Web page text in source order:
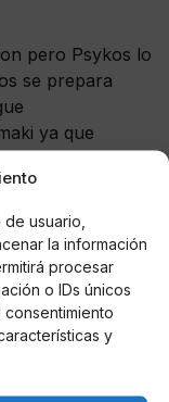
usuario,
la información
procesar
o IDs únicos
y
pero Psykos lo
se prepara
ya que
de
a Genos y
moviendo rocas
y usa su
frenar el